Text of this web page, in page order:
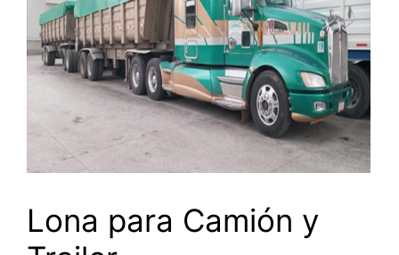
Lona para Camión y